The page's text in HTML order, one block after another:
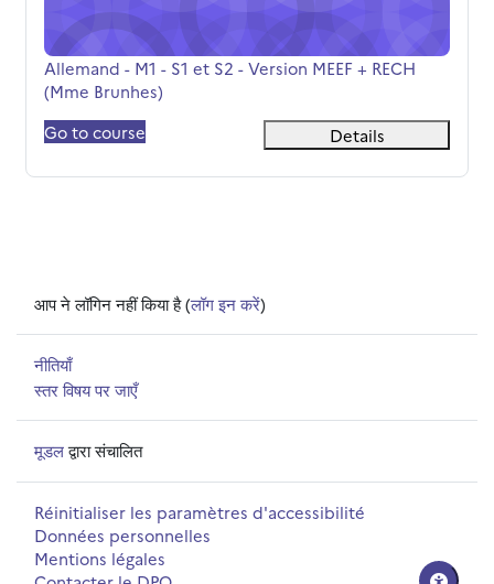
पाठ्यक्रम का नाम
Allemand - M1 - S1 et S2 - Version MEEF + RECH
(Mme Brunhes)
Go to course
Details
आप ने लॉगिन नहीं किया है (लॉग इन करें)
नीतियाँ
स्तर विषय पर जाएँ
मूडलद्वारा संचालित
Réinitialiser les paramètres d'accessibilité
Données personnelles
Mentions légales